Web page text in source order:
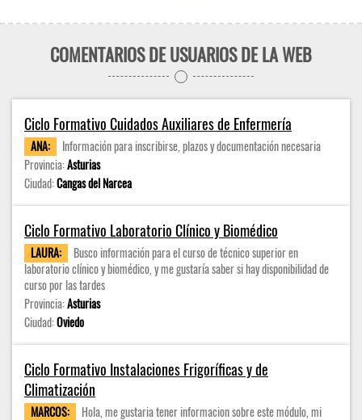
COMENTARIOS DE USUARIOS DE LA WEB
Ciclo Formativo Cuidados Auxiliares de Enfermería
ANA:
Información para inscribirse, plazos y documentación necesaria
Provincia:Asturias
Ciudad:Cangas del Narcea
Ciclo Formativo Laboratorio Clínico y Biomédico
LAURA:
Busco información para el curso de técnico superior en
laboratorio clínico y biomédico, y me gustaría saber si hay disponibilidad de
curso por las tardes
Provincia:Asturias
Ciudad:Oviedo
Ciclo Formativo Instalaciones Frigoríficas y de
Climatización
MARCOS:
Hola, me gustaria tener informacion sobre este módulo, mi